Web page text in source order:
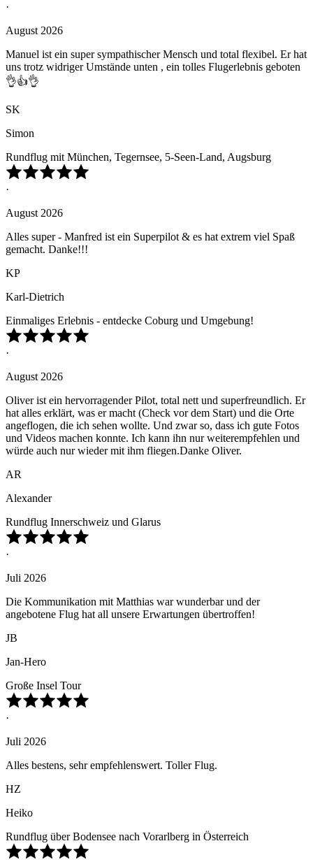
·
August 2026
Manuel ist ein super sympathischer Mensch und total flexibel. Er hat
uns trotz widriger Umstände unten , ein tolles Flugerlebnis geboten
👌👍👌
SK
Simon
Rundflug mit München, Tegernsee, 5-Seen-Land, Augsburg
·
August 2026
Alles super - Manfred ist ein Superpilot & es hat extrem viel Spaß
gemacht. Danke!!!
KP
Karl-Dietrich
Einmaliges Erlebnis - entdecke Coburg und Umgebung!
·
August 2026
Oliver ist ein hervorragender Pilot, total nett und superfreundlich. Er
hat alles erklärt, was er macht (Check vor dem Start) und die Orte
angeflogen, die ich sehen wollte. Und zwar so, dass ich gute Fotos
und Videos machen konnte. Ich kann ihn nur weiterempfehlen und
würde auch nur wieder mit ihm fliegen.Danke Oliver.
AR
Alexander
Rundflug Innerschweiz und Glarus
·
Juli 2026
Die Kommunikation mit Matthias war wunderbar und der
angebotene Flug hat all unsere Erwartungen übertroffen!
JB
Jan-Hero
Große Insel Tour
·
Juli 2026
Alles bestens, sehr empfehlenswert. Toller Flug.
HZ
Heiko
Rundflug über Bodensee nach Vorarlberg in Österreich